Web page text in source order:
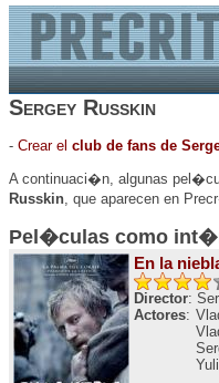
Sergey Russkin
- Crear el club de fans de
A continuaci�n, algunas
Russkin , que aparecen en
Pel�culas como
En la
Director:
Actores: